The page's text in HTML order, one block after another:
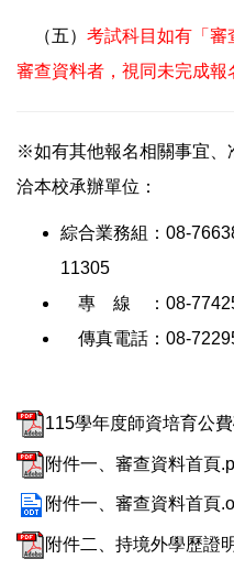
（五） 考試科目如有「審
審查資料者，視同未完成報
※如有其他報名相關事宜、
洽本校承辦單位：
綜合業務組：08-
11305
專 線 ：08-
傳真電話：08-
115學年度師資培育公
附件一、審查資料首頁
附件一、審查資料首頁
附件二、持境外學歷證